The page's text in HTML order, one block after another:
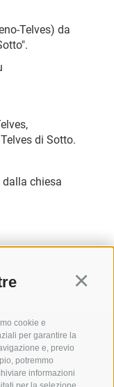
cookie e
per garantire la
e, previo
potremmo
informazioni
Telves) da
di Sotto.
chiesa
SPORT E